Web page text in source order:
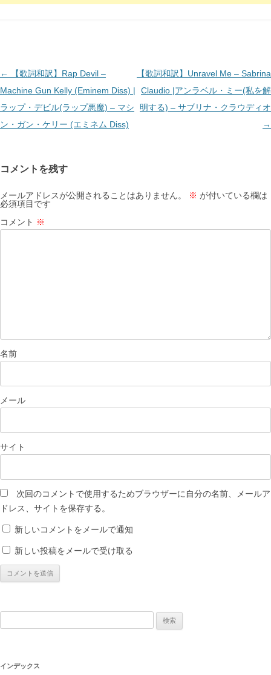
投
稿
ナ
ビ
シ
ョ
ン
←
【歌詞和訳】Rap Devil –
Machine Gun Kelly (Eminem Diss) |
ラップ・デビル(ラップ悪魔) – マシ
ン・ガン・ケリー (エミネム Diss)
【歌詞和訳】Unravel Me – Sabrina
Claudio |アンラベル・ミー(私を解
明する) – サブリナ・クラウディオ
→
コメントを残す
メールアドレスが公開されることはありません。 ※ が付いている欄は
必須項目です
コメント ※
名前
メール
サイト
次回のコメントで使用するためブラウザーに自分の名前、メールア
ドレス、サイトを保存する。
新しいコメントをメールで通知
新しい投稿をメールで受け取る
インデックス